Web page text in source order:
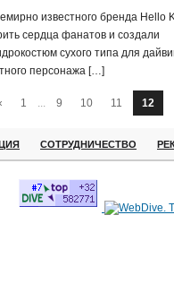
известного бренда Hello
сердца фанатов и создали
сухого типа для
персонажа […]
1 ... 9 10 11 12
СОТРУДНИЧЕСТВО